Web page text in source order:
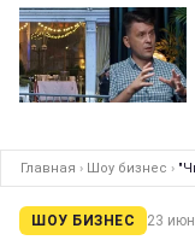
Главная › Шоу бизнес ›
ШОУ БИЗНЕС 23